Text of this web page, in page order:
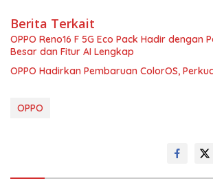
Berita Terkait
OPPO Reno16 F 5G Eco Pack Hadir dengan
Besar dan Fitur AI Lengkap
OPPO Hadirkan Pembaruan ColorOS,
OPPO